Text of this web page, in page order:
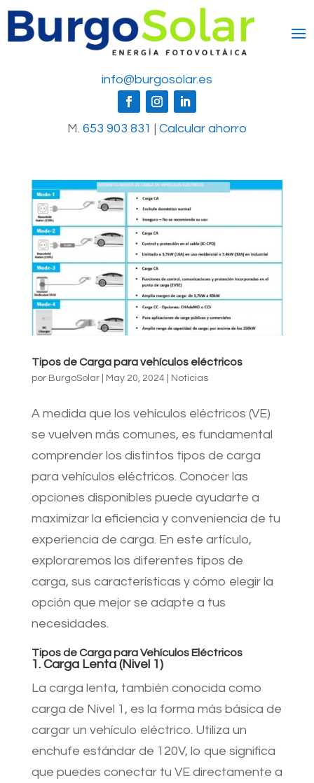
info@burgosolar.es
M. 653 903 831 | Calcular ahorro
Tipos de Carga para vehículos eléctricos
por BurgoSolar| May 20, 2024| Noticias
A medida que los vehículos eléctricos (VE)
se vuelven más comunes, es fundamental
comprender los distintos tipos de carga
para vehículos eléctricos. Conocer las
opciones disponibles puede ayudarte a
maximizar la eficiencia y conveniencia de tu
experiencia de carga. En este artículo,
exploraremos los diferentes tipos de
carga, sus características y cómo elegir la
opción que mejor se adapte a tus
necesidades.
Tipos de Carga para Vehículos Eléctricos
1. Carga Lenta (Nivel 1)
La carga lenta, también conocida como
carga de Nivel 1, es la forma más básica de
cargar un vehículo eléctrico. Utiliza un
enchufe estándar de 120V, lo que significa
que puedes conectar tu VE directamente a